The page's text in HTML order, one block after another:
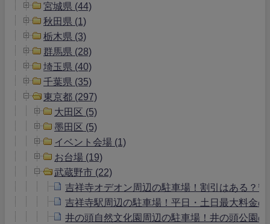
宮城県 (44)
秋田県 (1)
栃木県 (3)
群馬県 (28)
埼玉県 (40)
千葉県 (35)
東京都 (297)
大田区 (5)
墨田区 (5)
イベント会場 (1)
お台場 (19)
武蔵野市 (22)
吉祥寺オデオン周辺の駐車場！割引はある？
吉祥寺駅周辺の駐車場！平日・土日最大料金
井の頭自然文化園周辺の駐車場！井の頭公園